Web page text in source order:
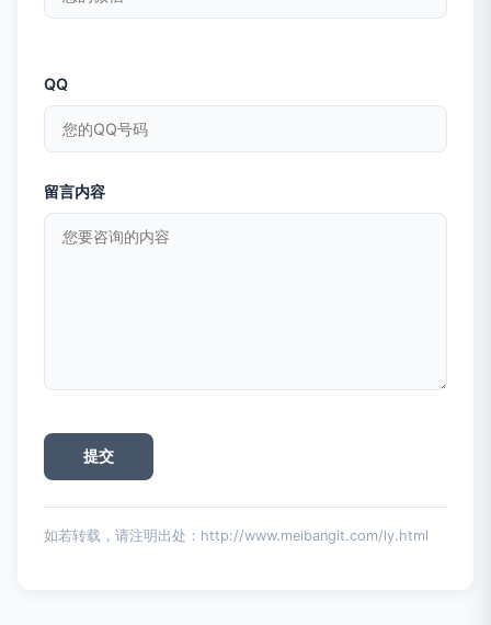
QQ
留言内容
如若转载，请注明出处：http://www.meibangit.com/ly.html